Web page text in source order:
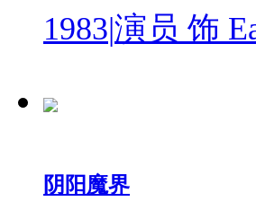
1983|演员 饰
阴阳魔界